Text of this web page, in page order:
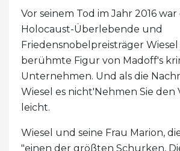
Vor seinem Tod im Jahr 2016
Holocaust-Überlebende und
Friedensnobelpreisträger
berühmte Figur von Madoff's
Unternehmen. Und als die
Wiesel es nicht'Nehmen Sie den
leicht.
Wiesel und seine Frau Marion,
"einen der größten Schurken,